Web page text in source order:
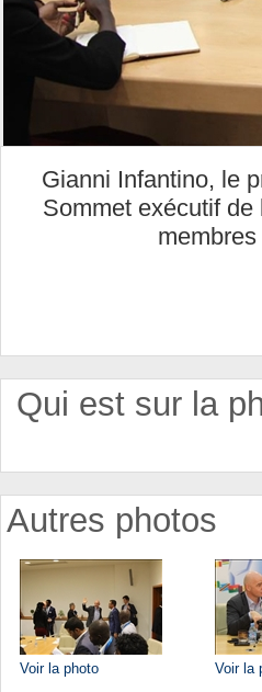
Gianni Infantino, le
Sommet exécutif
Qui est sur la
Autres photos
Voir la photo Voir la